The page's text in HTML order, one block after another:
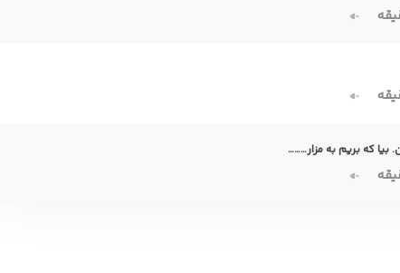
بیا که بریم به مزار………